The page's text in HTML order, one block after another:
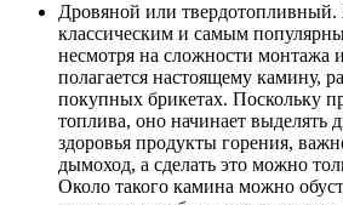
Дровяной или твердотопливный.
классическим и самым
несмотря на сложности монтажа
полагается настоящему камину,
покупных брикетах. Поскольку
топлива, оно начинает выделять
здоровья продукты горения,
дымоход, а сделать это можно
Около такого камина можно